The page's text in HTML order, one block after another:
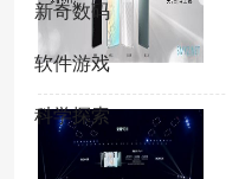
新奇数码
软件游戏
科学探索